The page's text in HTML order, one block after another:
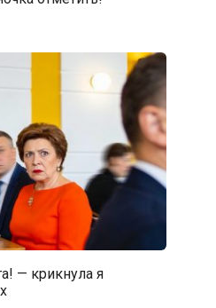
— крикнула я